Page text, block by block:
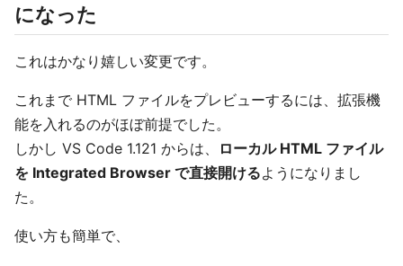
になった
これはかなり嬉しい変更です。
これまで HTML ファイルをプレビューするには、拡張機
能を入れるのがほぼ前提でした。
しかし VS Code 1.121 からは、
ローカル HTML ファイル
を Integrated Browser で直接開けるようになりまし
た。
使い方も簡単で、